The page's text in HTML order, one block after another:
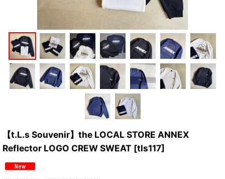
【t.L.s Souvenir】the LOCAL STORE ANNEX
Reflector LOGO CREW SWEAT [tls117]